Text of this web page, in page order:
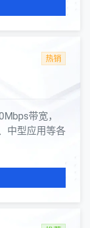
热销
带宽，
中型应用等各